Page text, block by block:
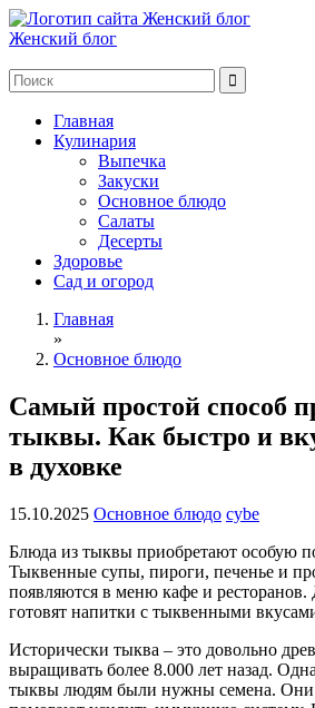
Женский блог
Главная
Кулинария
Выпечка
Закуски
Основное блюдо
Салаты
Десерты
Здоровье
Сад и огород
Главная
»
Основное блюдо
Самый простой способ
тыквы. Как быстро и
в духовке
15.10.2025 Основное блюдо cybe
Блюда из тыквы приобретают особую
Тыквенные супы, пироги, печенье и
появляются в меню кафе и
готовят напитки с тыквенными
Исторически тыква – это довольно
выращивать более 8.000 лет назад.
тыквы людям были нужны семена. Они